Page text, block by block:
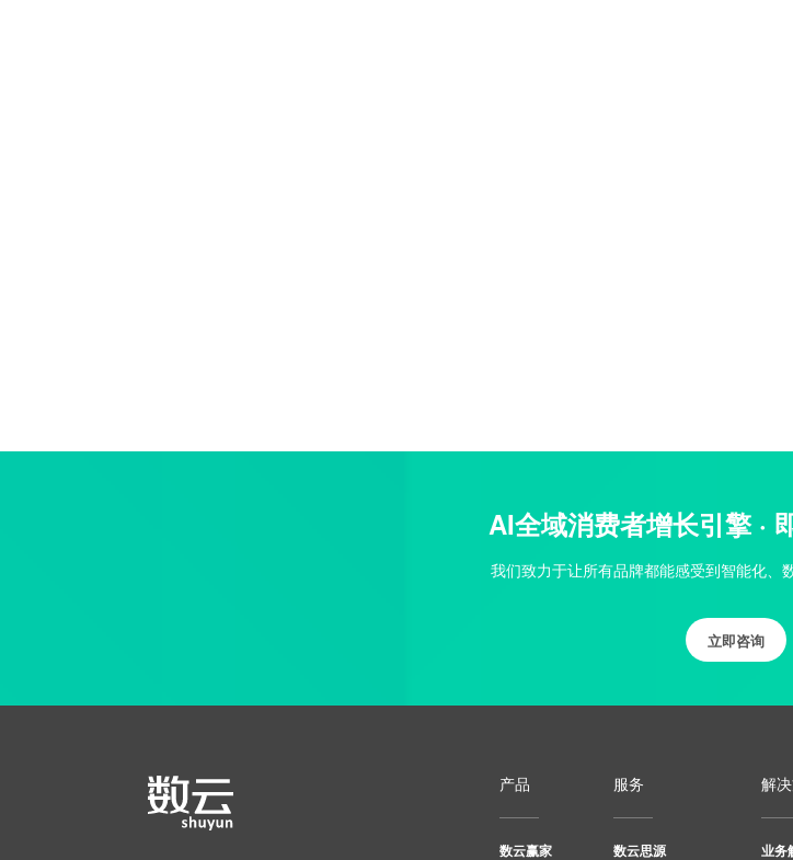
AI全域消费者增长引擎 ·
我们致力于让所有品牌都能感受到智能化、
立即咨询
产品
数云赢家
服务
数云思源
解
业务